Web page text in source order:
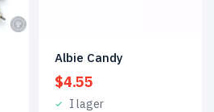
Albie Candy
$4.55
I lager